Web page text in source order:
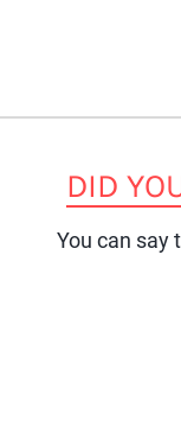
DID
You can say